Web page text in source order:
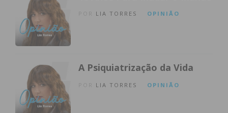
LIA TORRES OPINIÃO
A Psiquiatrização da Vida
LIA TORRES OPINIÃO